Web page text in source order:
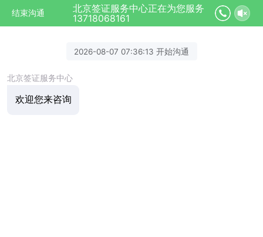
结束沟通
北京签证服务中心正在为您服务
13718068161
2026-08-07 07:36:13 开始沟通
北京签证服务中心
欢迎您来咨询